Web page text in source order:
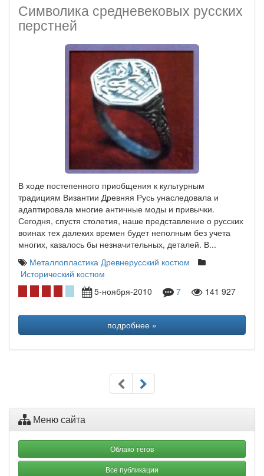
Символика средневековых русских
перстней
В ходе постепенного приобщения к культурным
традициям Византии Древняя Русь унаследовала и
адаптировала многие античные моды и привычки.
Сегодня, спустя столетия, наше представление о русских
воинах тех далеких времен будет неполным без учета
многих, казалось бы незначительных, деталей. В...
Металлопластика Древнерусский костюм
Исторический костюм
5-ноября-2010
7 141 927
подробнее »
Меню сайта
Облако тегов
Все публикации